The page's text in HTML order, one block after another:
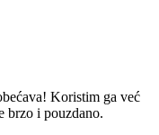
Koristim ga već
brzo i pouzdano.